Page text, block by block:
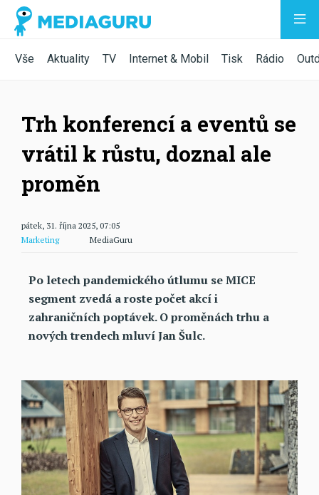
Vše Aktuality TV Internet & Mobil Tisk Rádio
Trh konferencí a eventů se
vrátil k růstu, doznal ale
proměn
pátek, 31. října 2025, 07:05
Marketing
MediaGuru
Po letech pandemického útlumu se MICE
segment zvedá a roste počet akcí i
zahraničních poptávek. O proměnách trhu a
nových trendech mluví Jan Šulc.